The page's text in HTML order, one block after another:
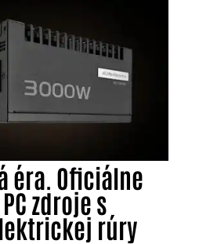
éra. Oficiálne
zdroje s
rúry